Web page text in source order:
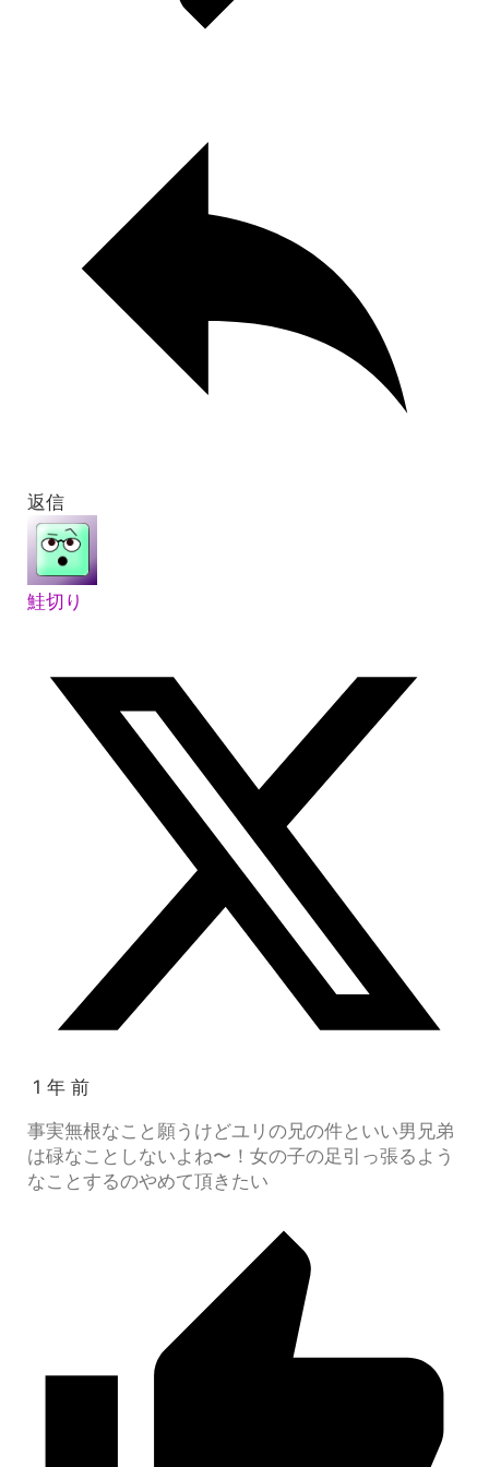
返信
鮭切り
1 年 前
事実無根なこと願うけどユリの兄の件といい男兄弟
は碌なことしないよね〜！女の子の足引っ張るよう
なことするのやめて頂きたい